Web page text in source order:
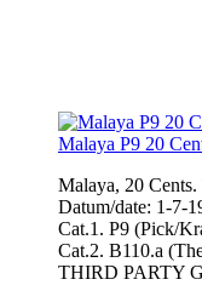
Malaya P9 20
Malaya, 20
Datum/date: 1-7-
Cat.1. P9 (Pick/
Cat.2. B110.a
THIRD PARTY